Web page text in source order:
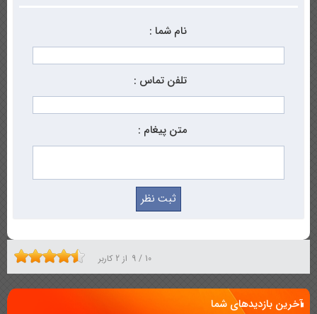
نام شما :
تلفن تماس :
متن پیغام :
9 / 10 از 2 کاربر
آخرین بازدیدهای شما